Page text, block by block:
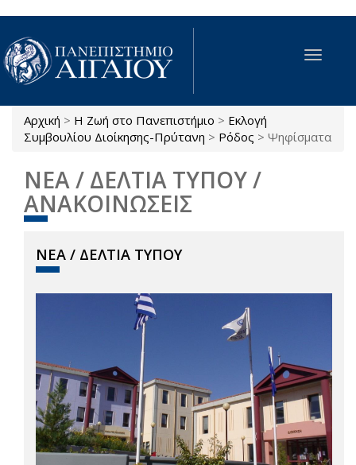
Παράκαμψη προς το κυρίως περιεχόμενο
Toggle
Είστε εδώ
Αρχική > Η Ζωή στο Πανεπιστήμιο > Εκλογή
Συμβουλίου Διοίκησης-Πρύτανη > Ρόδος > Ψηφίσματα
ΝΕΑ / ΔΕΛΤΙΑ ΤΥΠΟΥ /
ΑΝΑΚΟΙΝΩΣΕΙΣ
ΝΕΑ / ΔΕΛΤΙΑ ΤΥΠΟΥ